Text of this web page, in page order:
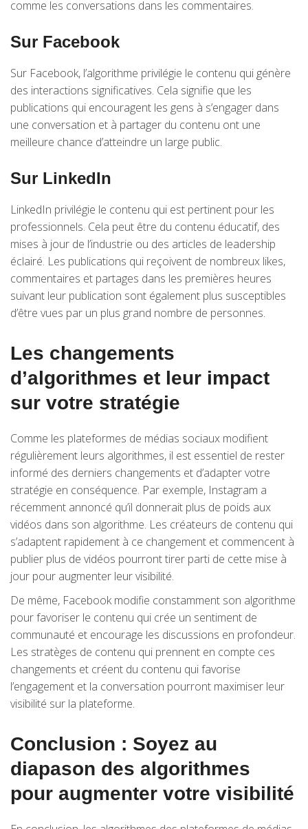
comme les conversations dans les commentaires.
Sur Facebook
Sur Facebook, l’algorithme privilégie le contenu qui génère
des interactions significatives. Cela signifie que les
publications qui encouragent les gens à s’engager dans
une conversation et à partager du contenu ont une
meilleure chance d’atteindre un large public.
Sur LinkedIn
LinkedIn privilégie le contenu qui est pertinent pour les
professionnels. Cela peut être du contenu éducatif, des
mises à jour de l’industrie ou des articles de leadership
éclairé. Les publications qui reçoivent de nombreux likes,
commentaires et partages dans les premières heures
suivant leur publication sont également plus susceptibles
d’être vues par un plus grand nombre de personnes.
Les changements
d’algorithmes et leur impact
sur votre stratégie
Comme les plateformes de médias sociaux modifient
régulièrement leurs algorithmes, il est essentiel de rester
informé des derniers changements et d’adapter votre
stratégie en conséquence. Par exemple, Instagram a
récemment annoncé qu’il donnerait plus de poids aux
vidéos dans son algorithme. Les créateurs de contenu qui
s’adaptent rapidement à ce changement et commencent à
publier plus de vidéos pourront tirer parti de cette mise à
jour pour augmenter leur visibilité.
De même, Facebook modifie constamment son algorithme
pour favoriser le contenu qui crée un sentiment de
communauté et encourage les discussions en profondeur.
Les stratèges de contenu qui prennent en compte ces
changements et créent du contenu qui favorise
l’engagement et la conversation pourront maximiser leur
visibilité sur la plateforme.
Conclusion : Soyez au
diapason des algorithmes
pour augmenter votre visibilité